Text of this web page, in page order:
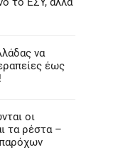
να
έως
οι
τα ρέστα –